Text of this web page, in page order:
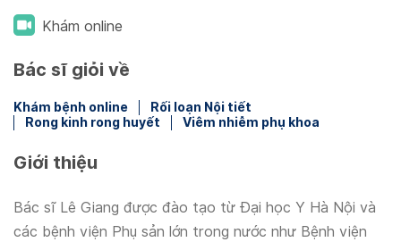
Khám online
Bác sĩ giỏi về
Khám bệnh online
Rối loạn Nội tiết
Rong kinh rong huyết
Viêm nhiễm phụ khoa
Giới thiệu
Bác sĩ Lê Giang được đào tạo từ Đại học Y Hà Nội và
các bệnh viện Phụ sản lớn trong nước như Bệnh viện